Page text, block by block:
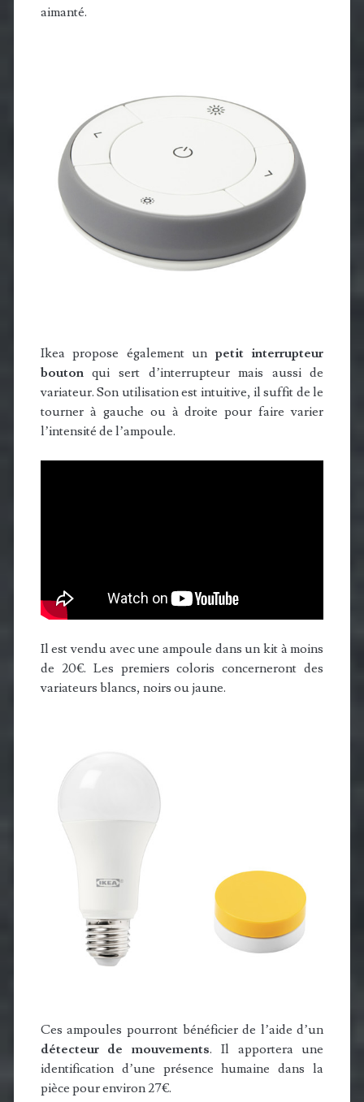
aimanté.
Ikea propose également un petit interrupteur
boutonqui sert d’interrupteur mais aussi de
variateur. Son utilisation est intuitive, il suffit de le
tourner à gauche ou à droite pour faire varier
l’intensité de l’ampoule.
Il est vendu avec une ampoule dans un kit à moins
de 20€. Les premiers coloris concerneront des
variateurs blancs, noirs ou jaune.
Ces ampoules pourront bénéficier de l’aide d’un
détecteur de mouvements. Il apportera une
identification d’une présence humaine dans la
pièce pour environ 27€.